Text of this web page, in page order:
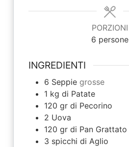
PORZIONI
6 persone
INGREDIENTI
6 Seppie grosse
1 kg di Patate
120 gr di Pecorino
2 Uova
120 gr di Pan Grattato
3 spicchi di Aglio